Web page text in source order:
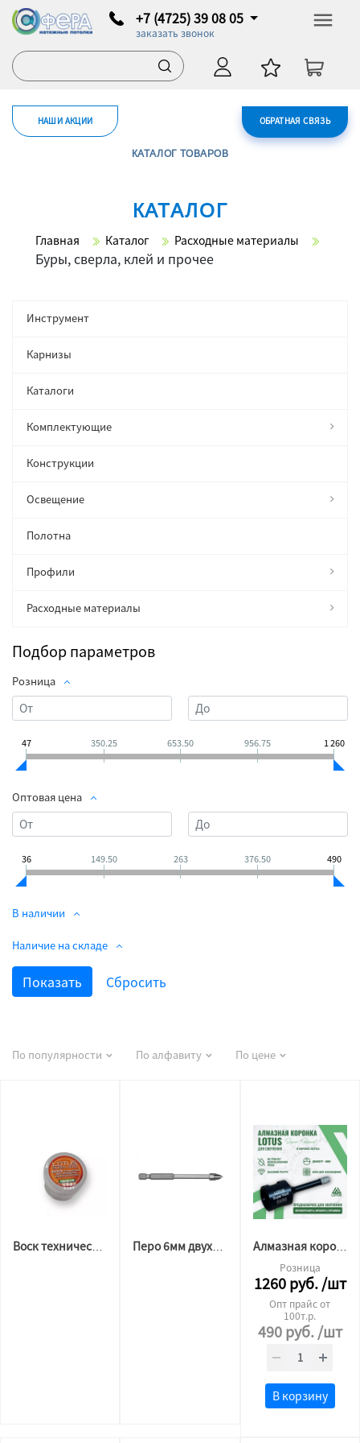
+7 (4725) 39 08 05
заказать звонок
ОБРАТНАЯ СВЯЗЬ
НАШИ АКЦИИ
КАТАЛОГ ТОВАРОВ
КАТАЛОГ
Главная Каталог Расходные материалы
Буры, сверла, клей и прочее
Инструмент
Карнизы
Каталоги
Комплектующие
Конструкции
Освещение
Полотна
Профили
Расходные материалы
Подбор параметров
Розница
47 350.25 653.50 956.75 1 260
Оптовая цена
36 149.50 263 376.50 490
В наличии
Наличие на складе
По популярности По алфавиту По цене
Воск технический для алмазной коронки Лотус Алмазная коронка для керамогранита "Лотус" 6мм
Розница
1260руб./шт
Опт прайс от
100т.р.
490руб./шт
В корзину